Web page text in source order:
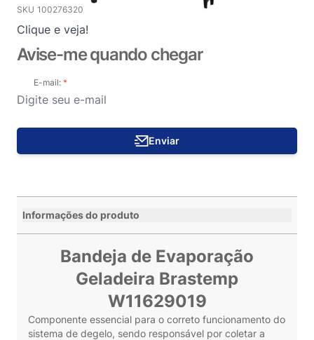
SKU 100276320
Clique e veja!
Avise-me quando chegar
E-mail:
Enviar
Informações do produto
Bandeja de Evaporação
Geladeira Brastemp
W11629019
Componente essencial para o correto funcionamento do
sistema de degelo, sendo responsável por coletar a